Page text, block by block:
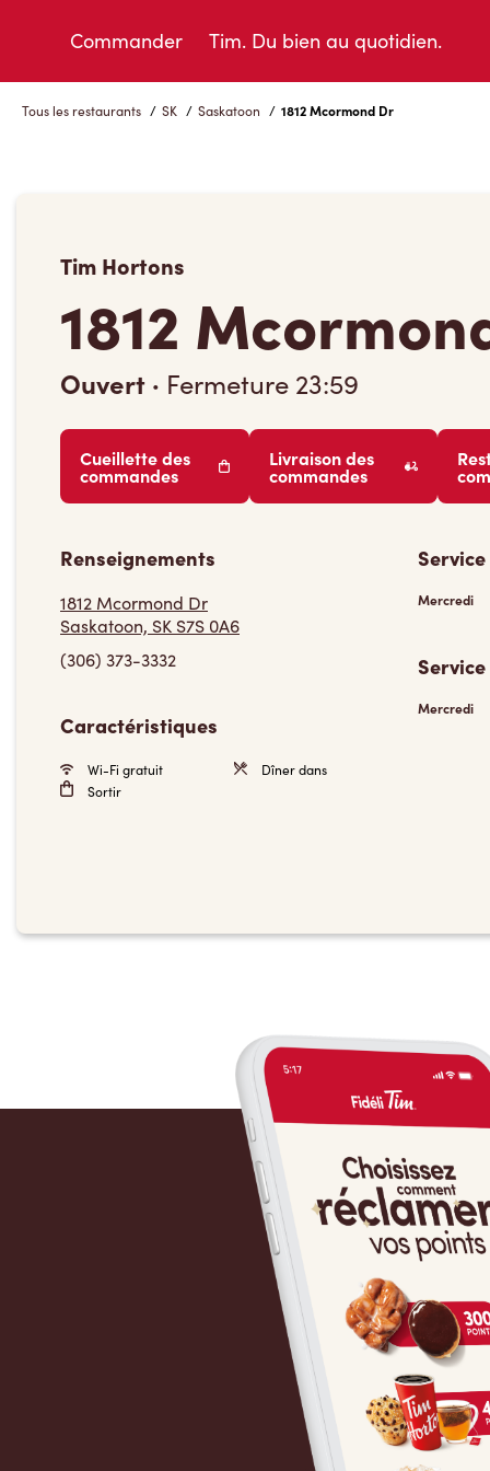
Commander Tim. Du bien au quotidien.
Tous les restaurants / SK / Saskatoon / 1812 Mcormond Dr
Tim Hortons
1812
Ouvert · Fermeture 23:59
Cueillette des
commandes
Livraison des
commandes
Renseignements
1812 Mcormond Dr
Saskatoon, SK S7S 0A6
(306) 373-3332
Caractéristiques
Wi-Fi gratuit
Dîner dans
Sortir
Mercredi
Mercredi